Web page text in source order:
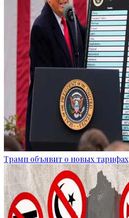
Трамп объявит о новых тарифах